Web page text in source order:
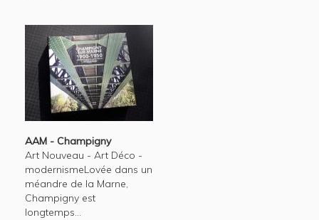
AAM - Champigny
Art Nouveau - Art Déco -
modernismeLovée dans un
méandre de la Marne,
Champigny est
longtemps...